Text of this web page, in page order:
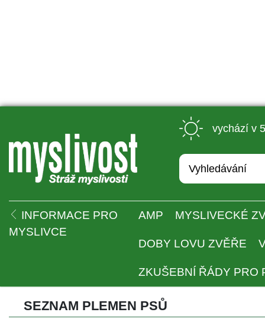
vychází v
INFORMACE PRO
MYSLIVCE
AMP MYSLIVECKÉ
DOBY LOVU ZVĚŘE
ZKUŠEBNÍ ŘÁDY PRO
SEZNAM PLEMEN PSŮ